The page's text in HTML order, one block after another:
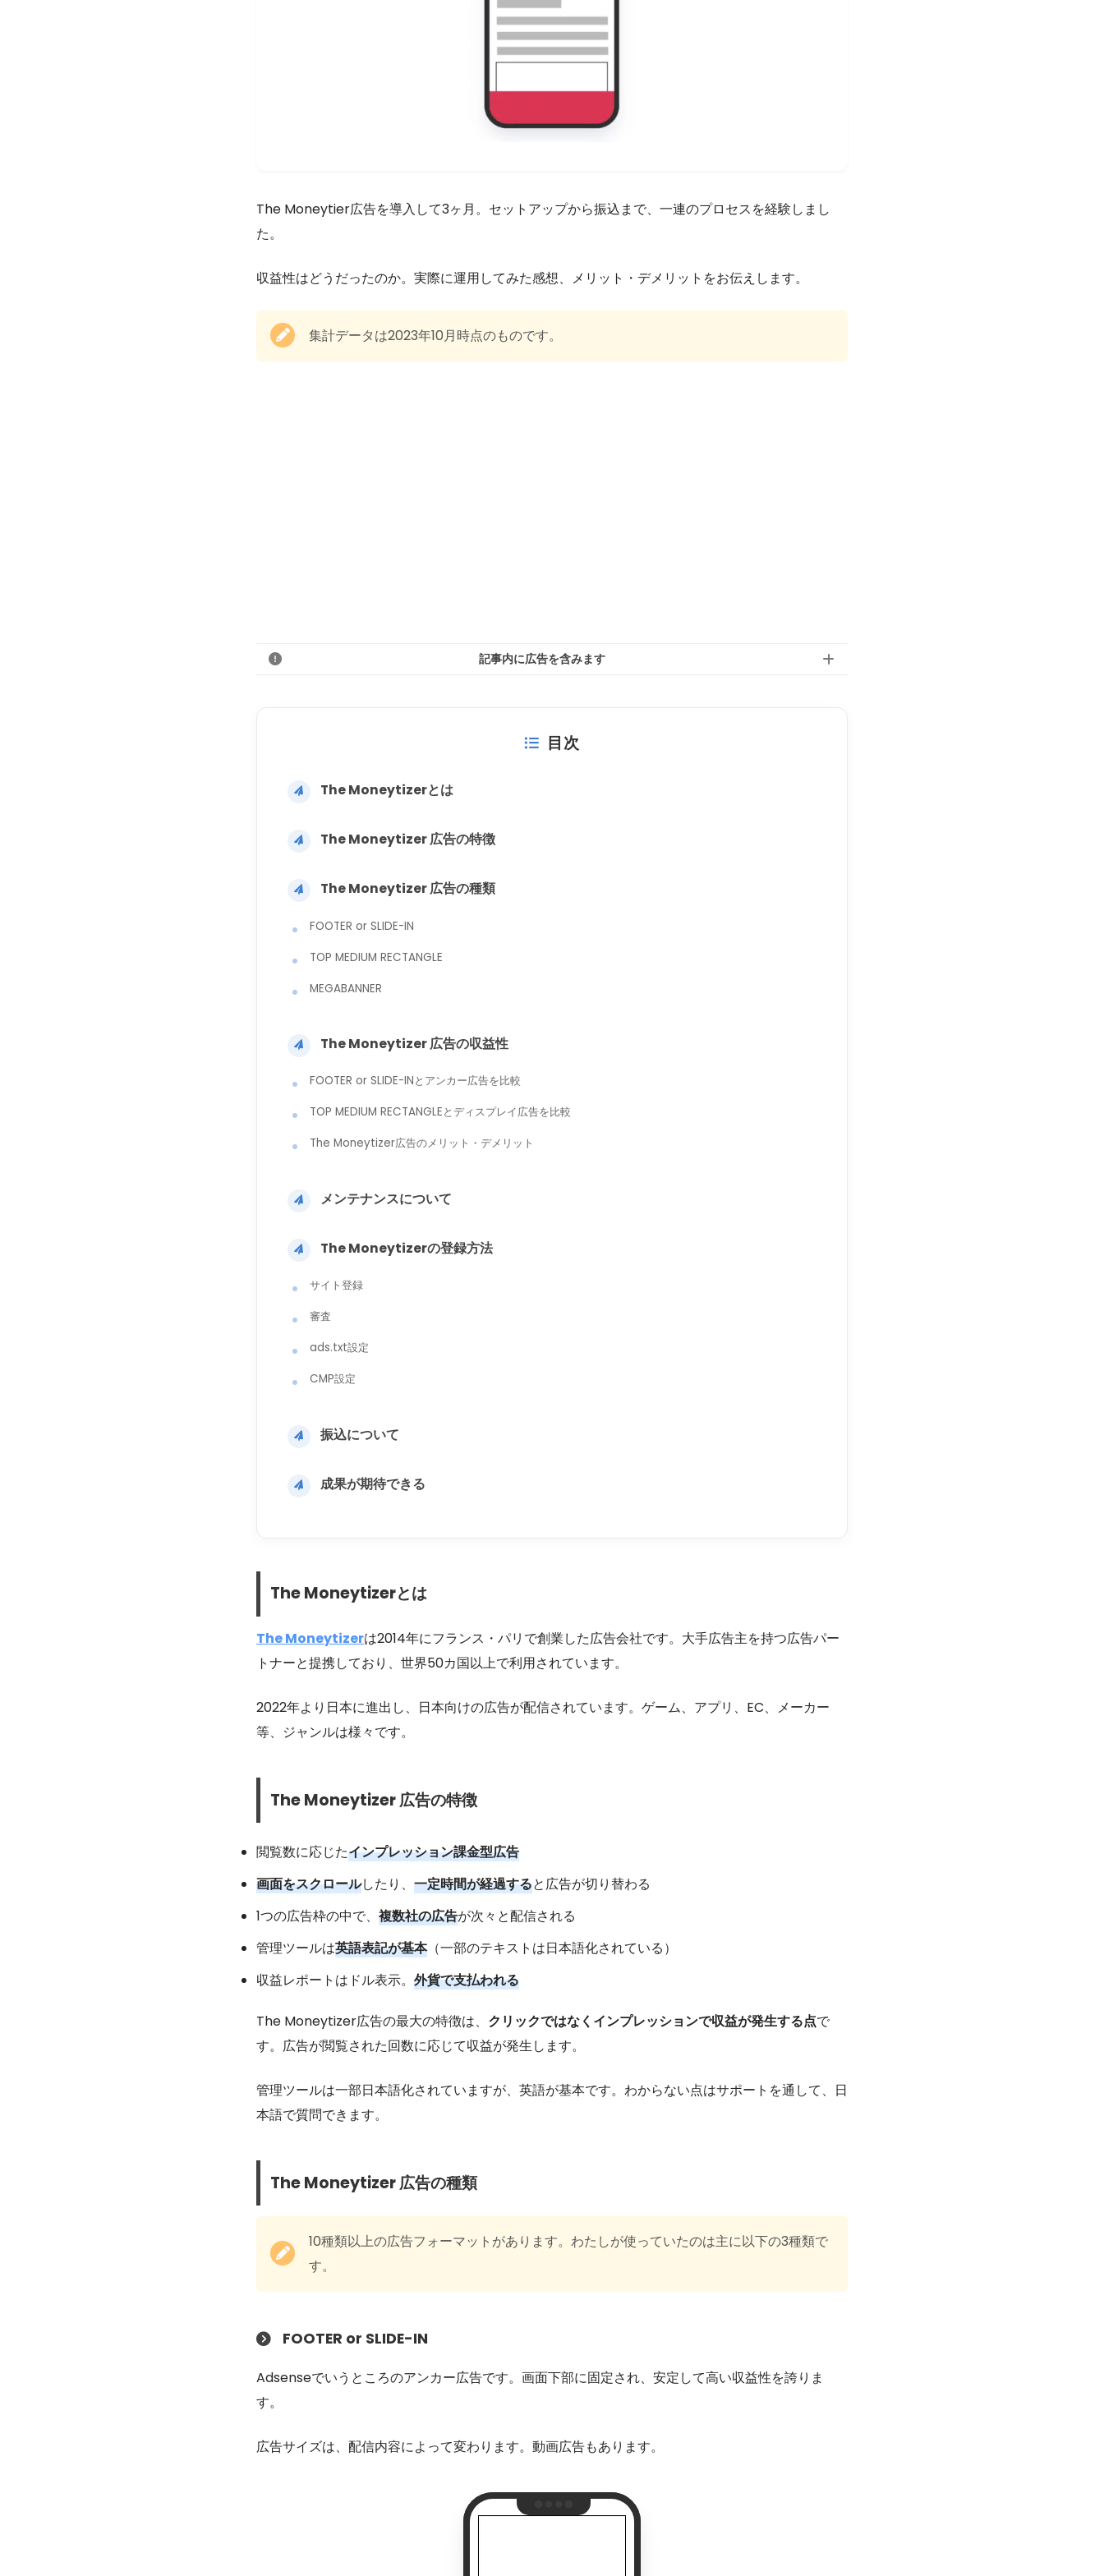
The Moneytier広告を導入して3ヶ月。セットアップから振込まで、一連のプロセスを経験しまし
た。
収益性はどうだったのか。実際に運用してみた感想、メリット・デメリットをお伝えします。
集計データは2023年10月時点のものです。
記事内に広告を含みます
目次
The Moneytizerとは
The Moneytizer 広告の特徴
The Moneytizer 広告の種類
FOOTER or SLIDE-IN
TOP MEDIUM RECTANGLE
MEGABANNER
The Moneytizer 広告の収益性
FOOTER or SLIDE-INとアンカー広告を比較
TOP MEDIUM RECTANGLEとディスプレイ広告を比較
The Moneytizer広告のメリット・デメリット
メンテナンスについて
The Moneytizerの登録方法
サイト登録
審査
ads.txt設定
CMP設定
振込について
成果が期待できる
The Moneytizerとは
The Moneytizerは2014年にフランス・パリで創業した広告会社です。大手広告主を持つ広告パー
トナーと提携しており、世界50カ国以上で利用されています。
2022年より日本に進出し、日本向けの広告が配信されています。ゲーム、アプリ、EC、メーカー
等、ジャンルは様々です。
The Moneytizer 広告の特徴
閲覧数に応じたインプレッション課金型広告
画面をスクロールしたり、 一定時間が経過すると広告が切り替わる
1つの広告枠の中で、 複数社の広告が次々と配信される
管理ツールは英語表記が基本（一部のテキストは日本語化されている）
収益レポートはドル表示。 外貨で支払われる
The Moneytizer広告の最大の特徴は、 クリックではなくインプレッションで収益が発生する点で
す。広告が閲覧された回数に応じて収益が発生します。
管理ツールは一部日本語化されていますが、英語が基本です。わからない点はサポートを通して、日
本語で質問できます。
The Moneytizer 広告の種類
10種類以上の広告フォーマットがあります。わたしが使っていたのは主に以下の3種類で
す。
FOOTER or SLIDE-IN
Adsenseでいうところのアンカー広告です。画面下部に固定され、安定して高い収益性を誇りま
す。
広告サイズは、配信内容によって変わります。動画広告もあります。